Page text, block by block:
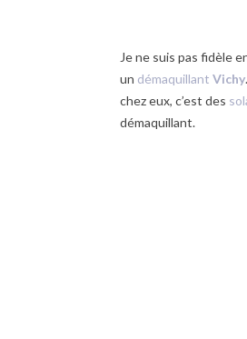
Je ne suis pas fidèle
un démaquillant Vichy
chez eux, c’est des
démaquillant.